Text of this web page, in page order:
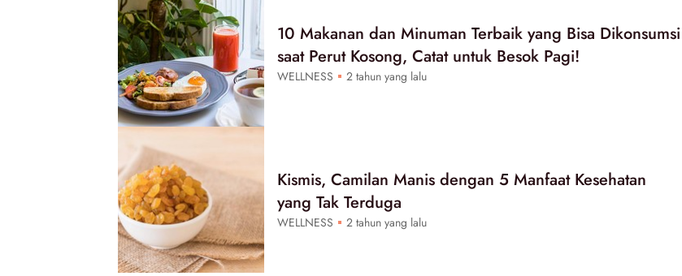
10 Makanan dan Minuman Terbaik yang Bisa Dikonsumsi
saat Perut Kosong, Catat untuk Besok Pagi!
WELLNESS 2 tahun yang lalu
Kismis, Camilan Manis dengan 5 Manfaat Kesehatan
yang Tak Terduga
WELLNESS 2 tahun yang lalu